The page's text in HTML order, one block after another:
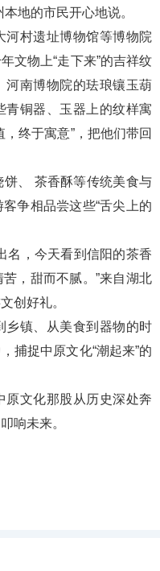
地的市民开心地说。
村遗址博物馆等博物院
文物上“走下来”的吉祥纹
河南博物院的珐琅镶玉葫
青铜器、玉器上的纹样寓
终于寓意”，把他们带回
、 茶香酥等传统美食与
争相品尝这些“舌尖上的
，今天看到信阳的茶香
，甜而不腻。”来自湖北
创好礼。
镇、从美食到器物的时
捕捉中原文化“潮起来”的
文化那股从历史深处奔
响未来。